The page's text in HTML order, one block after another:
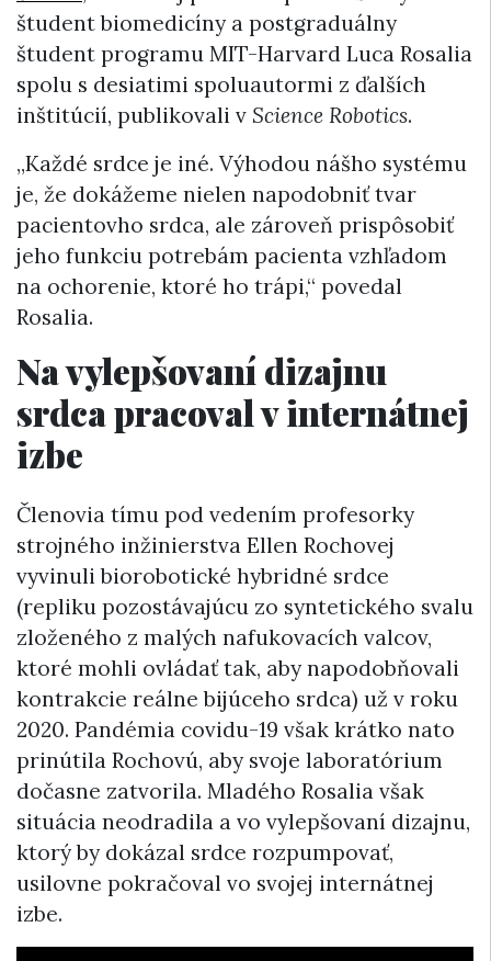
študent biomedicíny a postgraduálny
študent programu MIT-Harvard Luca Rosalia
spolu s desiatimi spoluautormi z ďalších
inštitúcií, publikovali v Science Robotics.
„Každé srdce je iné. Výhodou nášho systému
je, že dokážeme nielen napodobniť tvar
pacientovho srdca, ale zároveň prispôsobiť
jeho funkciu potrebám pacienta vzhľadom
na ochorenie, ktoré ho trápi,“ povedal
Rosalia.
Na vylepšovaní dizajnu
srdca pracoval v internátnej
izbe
Členovia tímu pod vedením profesorky
strojného inžinierstva Ellen Rochovej
vyvinuli biorobotické hybridné srdce
(repliku pozostávajúcu zo syntetického svalu
zloženého z malých nafukovacích valcov,
ktoré mohli ovládať tak, aby napodobňovali
kontrakcie reálne bijúceho srdca) už v roku
2020. Pandémia covidu-19 však krátko nato
prinútila Rochovú, aby svoje laboratórium
dočasne zatvorila. Mladého Rosalia však
situácia neodradila a vo vylepšovaní dizajnu,
ktorý by dokázal srdce rozpumpovať,
usilovne pokračoval vo svojej internátnej
izbe.